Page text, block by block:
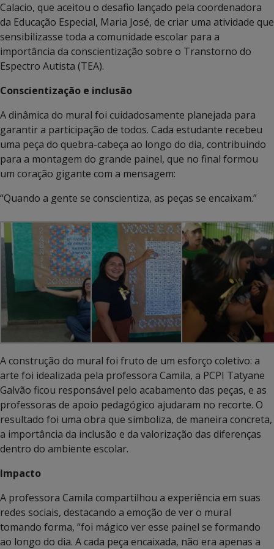
Calacio, que aceitou o desafio lançado pela coordenadora
da Educação Especial, Maria José, de criar uma atividade que
sensibilizasse toda a comunidade escolar para a
importância da conscientização sobre o Transtorno do
Espectro Autista (TEA).
Conscientização e inclusão
A dinâmica do mural foi cuidadosamente planejada para
garantir a participação de todos. Cada estudante recebeu
uma peça do quebra-cabeça ao longo do dia, contribuindo
para a montagem do grande painel, que no final formou
um coração gigante com a mensagem:
“Quando a gente se conscientiza, as peças se encaixam.”
A construção do mural foi fruto de um esforço coletivo: a
arte foi idealizada pela professora Camila, a PCPI Tatyane
Galvão ficou responsável pelo acabamento das peças, e as
professoras de apoio pedagógico ajudaram no recorte. O
resultado foi uma obra que simboliza, de maneira concreta,
a importância da inclusão e da valorização das diferenças
dentro do ambiente escolar.
Impacto
A professora Camila compartilhou a experiência em suas
redes sociais, destacando a emoção de ver o mural
tomando forma, “foi mágico ver esse painel se formando
ao longo do dia. A cada peça encaixada, não era apenas a